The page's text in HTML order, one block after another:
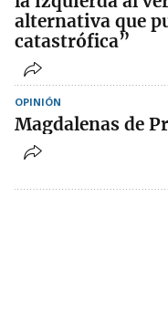
alternativa que
catastrófica”
OPINIÓN
Magdalenas de